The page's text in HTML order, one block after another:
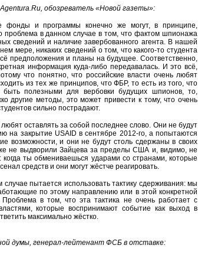
Agentura.Ru, обозреватель «Новой газеты»:
фонды и программы конечно же могут, в принципе,
проблема в данном случае в том, что фактом шпионажа
сведений и наличие завербованного агента. В нашей
мере, никаких сведений о том, что какого-то студента
предположения и планы на будущее. Соответственно,
информация куда-либо передавалась. И это всё,
что понятно, что российские власти очень любят
из тех же принципов, что ФБР, то есть из того, что
быть полезными для вербовки будущих шпионов, то,
другие методы, это может привести к тому, что очень
сильно пострадают.
оставлять за собой последнее слово. Они не будут
на закрытие USAID в сентябре 2012-го, а попытаются
возможности, и они не будут столь сдержаны в своих
не выдворили Зайцева за пределы США и, видимо, не
ты обмениваешься ударами со странами, которые
средств и они могут жёстче реагировать.
пытается использовать тактику сдерживания: мы
по этому направлению или в этой конкретной
в том, что эта тактика не очень работает с
которые воспринимают событие как выход в
максимально жёстко.
думы, генерал-лейтенант ФСБ в отставке: